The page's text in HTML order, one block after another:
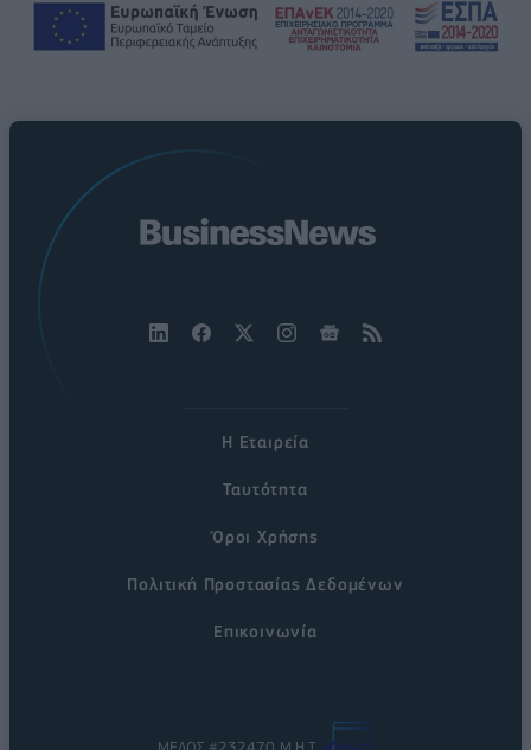
Η Εταιρεία
Ταυτότητα
Όροι Χρήσης
Πολιτική Προστασίας Δεδομένων
Επικοινωνία